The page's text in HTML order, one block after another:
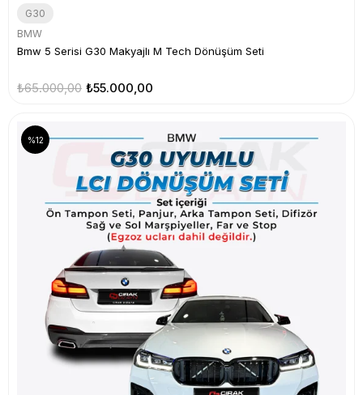
G30
BMW
Bmw 5 Serisi G30 Makyajlı M Tech Dönüşüm Seti
₺55.000,00
₺65.000,00
%12